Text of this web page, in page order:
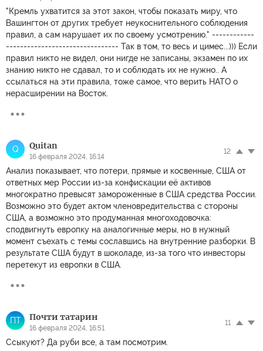
"Кремль ухватится за этот закон, чтобы показать миру, что
Вашингтон от других требует неукоснительного соблюдения
правил, а сам нарушает их по своему усмотрению." ------------
-------------------------------- Так в том, то весь и цимес...))) Если
правил никто не видел, они нигде не записаны, экзамен по их
знанию никто не сдавал, то и соблюдать их не нужно.. А
ссылаться на эти правила, тоже самое, что верить НАТО о
нерасширении на Восток.
Q Quitan
16 февраля 2024, 16:14
12
Анализ показывает, что потери, прямые и косвенные, США от
ответных мер России из-за конфискации её активов
многократно превысят замороженные в США средства России.
Возможно это будет актом членовредительства с стороны
США, а возможно это продуманная многоходовочка:
сподвигнуть европку на аналогичные меры, но в нужный
момент съехать с темы сославшись на внутренние разборки. В
результате США будут в шоколаде, из-за того что инвесторы
перетекут из европки в США.
ПТ Почти татарин
16 февраля 2024, 16:51
11
Ссыкуют? Да руби все, а там посмотрим.